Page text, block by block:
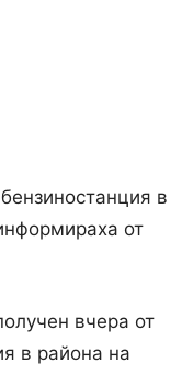
в
от
вчера от
в района на